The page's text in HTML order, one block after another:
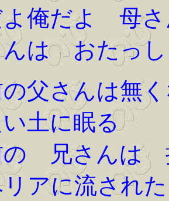
俺だよ 母さ
おたっし
の父さんは無
に眠る
兄さんは
に流された